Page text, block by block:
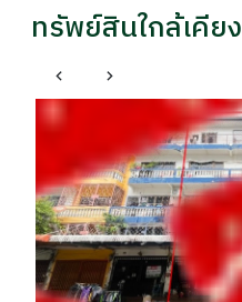
ทรัพย์สินใกล้เคียง